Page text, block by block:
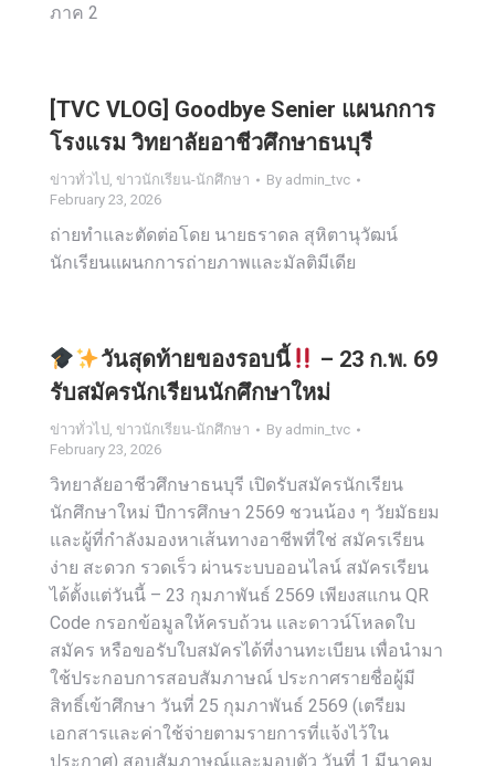
ภาค 2
[TVC VLOG] Goodbye Senier แผนกการ
โรงแรม วิทยาลัยอาชีวศึกษาธนบุรี
ข่าวทั่วไป, ข่าวนักเรียน-นักศึกษา By admin_tvc
February 23, 2026
ถ่ายทำและตัดต่อโดย นายธราดล สุหิตานุวัฒน์
นักเรียนแผนกการถ่ายภาพและมัลติมีเดีย
วันสุดท้ายของรอบนี้
– 23 ก.พ. 69
รับสมัครนักเรียนนักศึกษาใหม่
ข่าวทั่วไป, ข่าวนักเรียน-นักศึกษา By admin_tvc
February 23, 2026
วิทยาลัยอาชีวศึกษาธนบุรี เปิดรับสมัครนักเรียน
นักศึกษาใหม่ ปีการศึกษา 2569 ชวนน้อง ๆ วัยมัธยม
และผู้ที่กำลังมองหาเส้นทางอาชีพที่ใช่ สมัครเรียน
ง่าย สะดวก รวดเร็ว ผ่านระบบออนไลน์ สมัครเรียน
ได้ตั้งแต่วันนี้ – 23 กุมภาพันธ์ 2569 เพียงสแกน QR
Code กรอกข้อมูลให้ครบถ้วน และดาวน์โหลดใบ
สมัคร หรือขอรับใบสมัครได้ที่งานทะเบียน เพื่อนำมา
ใช้ประกอบการสอบสัมภาษณ์ ประกาศรายชื่อผู้มี
สิทธิ์เข้าศึกษา วันที่ 25 กุมภาพันธ์ 2569 (เตรียม
เอกสารและค่าใช้จ่ายตามรายการที่แจ้งไว้ใน
ประกาศ) สอบสัมภาษณ์และมอบตัว วันที่ 1 มีนาคม